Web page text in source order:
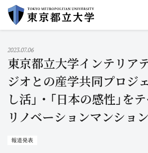
イ
グローバルメニューにスキップ
2023.07.06
東京都立大学インテリア
ジオとの産学共同プロジ
し活」・「日本の感性」を
リノベーションマンショ
報道発表